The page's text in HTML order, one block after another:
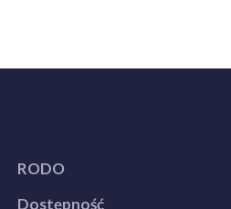
RODO
Dostępność